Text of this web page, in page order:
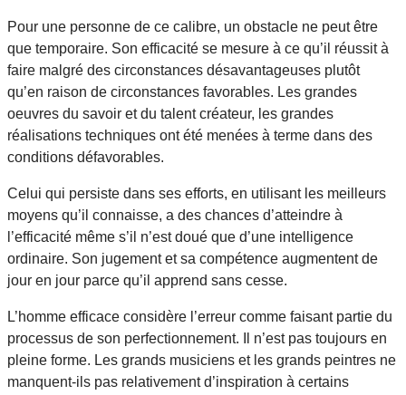
Pour une personne de ce calibre, un obstacle ne peut être
que temporaire. Son efficacité se mesure à ce qu’il réussit à
faire malgré des circonstances désavantageuses plutôt
qu’en raison de circonstances favorables. Les grandes
oeuvres du savoir et du talent créateur, les grandes
réalisations techniques ont été menées à terme dans des
conditions défavorables.
Celui qui persiste dans ses efforts, en utilisant les meilleurs
moyens qu’il connaisse, a des chances d’atteindre à
l’efficacité même s’il n’est doué que d’une intelligence
ordinaire. Son jugement et sa compétence augmentent de
jour en jour parce qu’il apprend sans cesse.
L’homme efficace considère l’erreur comme faisant partie du
processus de son perfectionnement. Il n’est pas toujours en
pleine forme. Les grands musiciens et les grands peintres ne
manquent-ils pas relativement d’inspiration à certains